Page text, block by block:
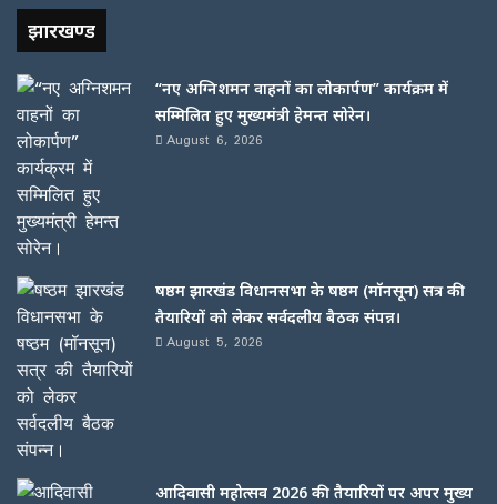
झारखण्ड
“नए अग्निशमन वाहनों का लोकार्पण” कार्यक्रम में
सम्मिलित हुए मुख्यमंत्री हेमन्त सोरेन।
August 6, 2026
षष्ठम झारखंड विधानसभा के षष्ठम (मॉनसून) सत्र की
तैयारियों को लेकर सर्वदलीय बैठक संपन्न।
August 5, 2026
आदिवासी महोत्सव 2026 की तैयारियों पर अपर मुख्य